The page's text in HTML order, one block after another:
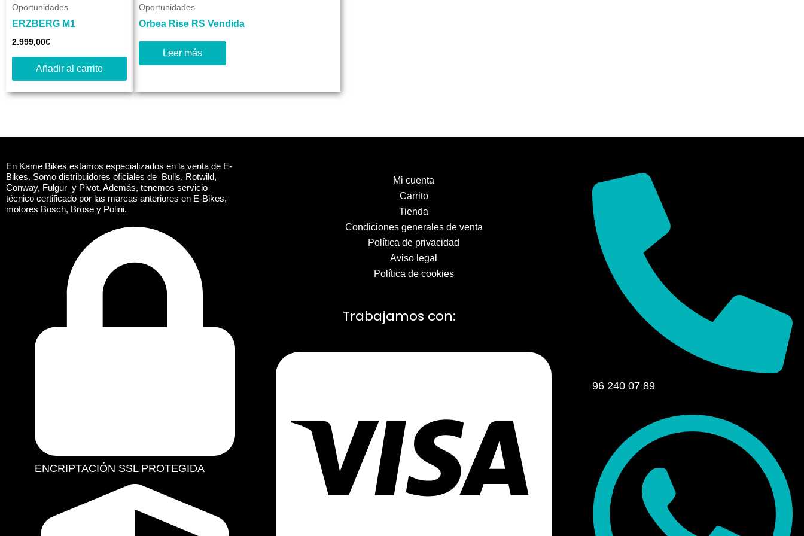
Oportunidades
ERZBERG M1
2.999,00€
Añadir al carrito
Oportunidades
Orbea Rise RS Vendida
Leer más
En Kame Bikes estamos especializados en la venta de E-
Bikes. Somo distribuidores oficiales de Bulls, Rotwild,
Conway, Fulgur y Pivot. Además, tenemos servicio
técnico certificado por las marcas anteriores en E-Bikes,
motores Bosch, Brose y Polini.
ENCRIPTACIÓN SSL PROTEGIDA
Mi cuenta
Carrito
Tienda
Condiciones generales de venta
Política de privacidad
Aviso legal
Política de cookies
Trabajamos con:
96 240 07 89